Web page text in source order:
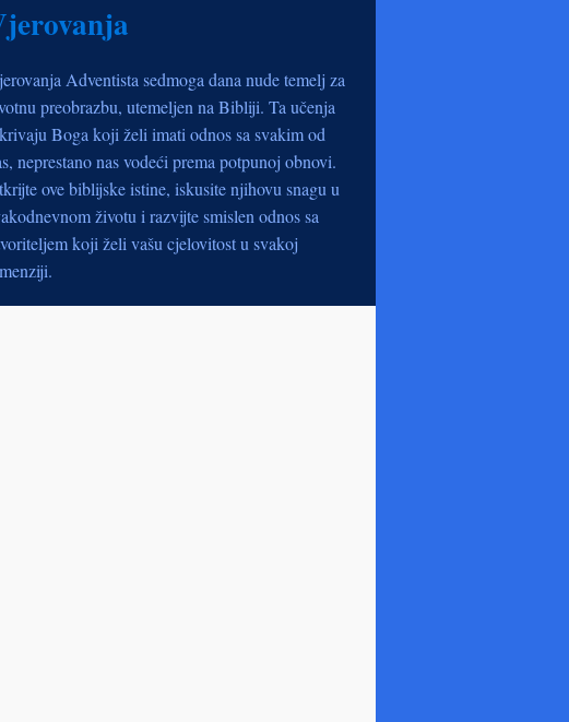
Adventista sedmoga dana nude temelj za
preobrazbu, utemeljen na Bibliji. Ta učenja
Boga koji želi imati odnos sa svakim od
neprestano nas vodeći prema potpunoj obnovi.
ove biblijske istine, iskusite njihovu snagu u
životu i razvijte smislen odnos sa
koji želi vašu cjelovitost u svakoj